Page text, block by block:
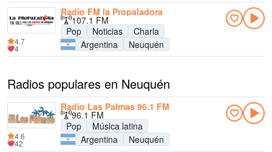
Radio FM la Propaladora
107.1 FM
Pop
Noticias
Charla
Argentina
Neuquén
4.7
4
Radios populares en Neuquén
Radio Las Palmas 96.1 FM
96.1 FM
Pop
Música latina
Argentina
Neuquén
4.6
42